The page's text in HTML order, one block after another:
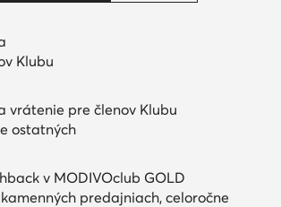
Klubu
vrátenie pre členov Klubu
ostatných
v MODIVOclub GOLD
predajniach, celoročne